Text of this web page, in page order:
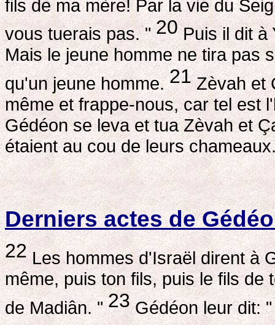
fils de ma mère! Par la vie du
vous tuerais pas. "20Puis il dit à
Mais le jeune homme ne tira pas
qu'un jeune homme.21Zèvah et
même et frappe-nous, car tel est
Gédéon se leva et tua Zèvah et
étaient au cou de leurs
Derniers actes de
22Les hommes d'Israël dirent à
même, puis ton fils, puis le fils de
de Madiân. "23Gédéon leur dit: